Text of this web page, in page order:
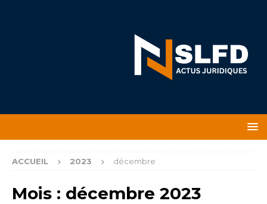
ACCUEIL 2023 décembre
Mois : décembre 2023